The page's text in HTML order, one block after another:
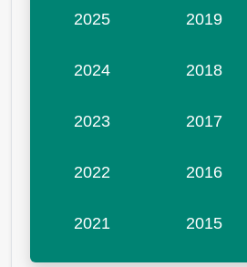
2025
2024
2023
2022
2021
2019
2018
2017
2016
2015